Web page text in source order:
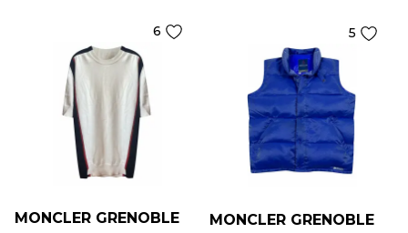
6
MONCLER GRENOBLE
5
MONCLER GRENOBLE